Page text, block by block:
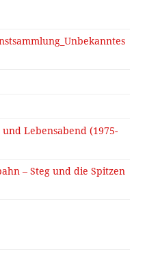
Lebensabend (1975-
– Steg und die Spitzen